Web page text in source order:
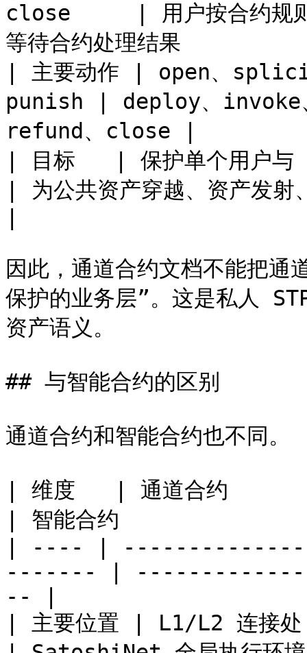
close     | 用户按合约规
等待合约处理结果
| 主要动作 | open、
punish | deploy、invoke
refund、close |
| 目标   | 保护单个用户与
| 为公共资产穿越、资产发射
因此，通道合约文档不能把通
保护的业务层”。这是私人
资产语义。
## 与智能合约的区别
通道合约和智能合约也不同。
| 维度   | 通道合约
| 智能合约
| ---- |
------- |
-- |
| 主要位置 | L1/L2 连接处